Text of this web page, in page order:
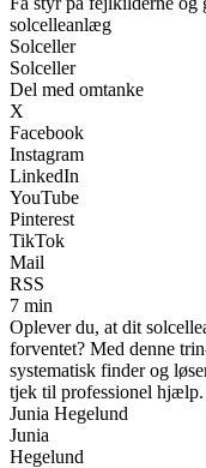
solcelleanlæg
Solceller
Solceller
Del med omtanke
X
Facebook
Instagram
LinkedIn
YouTube
Pinterest
TikTok
Mail
RSS
7 min
Oplever du, at dit
forventet? Med denne
systematisk finder og
tjek til professionel hjælp.
Junia Hegelund
Junia
Hegelund